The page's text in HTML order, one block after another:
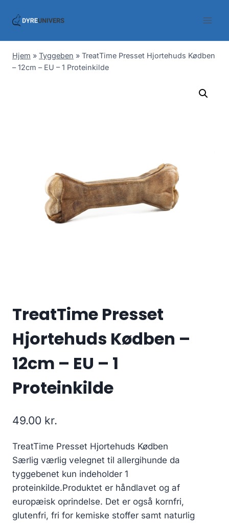
Hjem » Tyggeben » TreatTime Presset Hjortehuds Kødben
– 12cm – EU – 1 Proteinkilde
TreatTime Presset
Hjortehuds Kødben –
12cm – EU – 1
Proteinkilde
49.00 kr.
TreatTime Presset Hjortehuds Kødben
Særlig værlig velegnet til allergihunde da
tyggebenet kun indeholder 1
proteinkilde.Produktet er håndlavet og af
europæisk oprindelse. Det er også kornfri,
glutenfri, fri for kemiske stoffer samt naturlig